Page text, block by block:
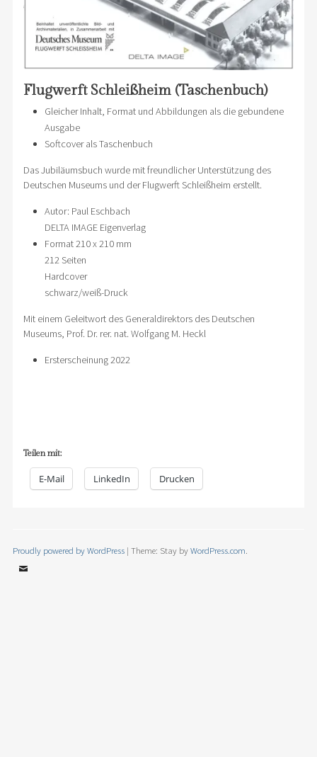
Flugwerft Schleißheim (Taschenbuch)
Gleicher Inhalt, Format und Abbildungen als die gebundene
Ausgabe
Softcover als Taschenbuch
Das Jubiläumsbuch wurde mit freundlicher Unterstützung des
Deutschen Museums und der Flugwerft Schleißheim erstellt.
Autor: Paul Eschbach
DELTA IMAGE Eigenverlag
Format 210 x 210 mm
212 Seiten
Hardcover
schwarz/weiß-Druck
Mit einem Geleitwort des Generaldirektors des Deutschen
Museums, Prof. Dr. rer. nat. Wolfgang M. Heckl
Ersterscheinung 2022
Teilen mit:
E-Mail LinkedIn Drucken
Proudly powered by WordPress | Theme: Stay byWordPress.com.